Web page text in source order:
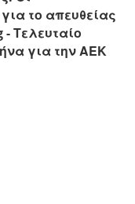
το απευθείας
- Τελευταίο
για την ΑΕΚ